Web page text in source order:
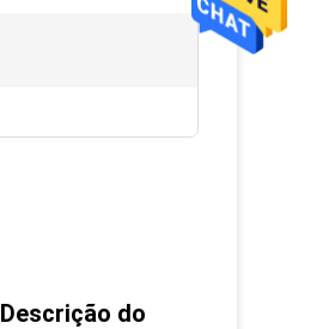
Descrição do